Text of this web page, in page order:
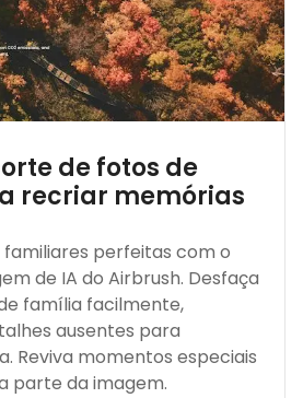
de fotos de
recriar memórias
perfeitas com o
de IA do Airbrush. Desfaça
família facilmente,
ausentes para
Reviva momentos especiais
parte da imagem.